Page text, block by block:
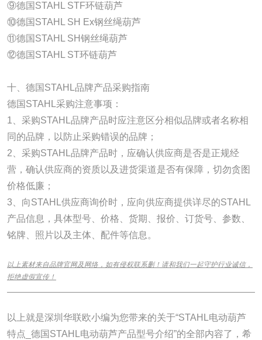
⑨德国STAHL STF环链葫芦
⑩德国STAHL SH Ex钢丝绳葫芦
⑪德国STAHL SH钢丝绳葫芦
⑫德国STAHL ST环链葫芦
十、德国STAHL品牌产品采购指南
德国STAHL采购注意事项：
1、采购STAHL品牌产品时应注意区分相似品牌或者名称相
同的品牌，以防止采购错误的品牌；
2、采购STAHL品牌产品时，应确认供应商是否是正规经
营，确认供应商的资质以及进货渠道是否有保障，切勿贪图
价格低廉；
3、向STAHL供应商询价时，应向供应商提供详尽的STAHL
产品信息，具体型号、价格、货期、报价、订货号、参数、
铭牌、照片以及主体、配件等信息。
以上素材来自品牌官网及网络，如有侵权联系删！请和我们一起守护行业诚信，
拒绝虚假宣传！
以上就是深圳华联欧小编为您带来的关于“STAHL电动葫芦
特点_德国STAHL电动葫芦产品型号介绍”的全部内容了，希